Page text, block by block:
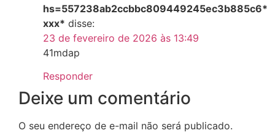
hs=557238ab2ccbbc809449245ec3b885c6*
ххх* disse:
23 de fevereiro de 2026 às 13:49
41mdap
Responder
Deixe um comentário
O seu endereço de e-mail não será publicado.